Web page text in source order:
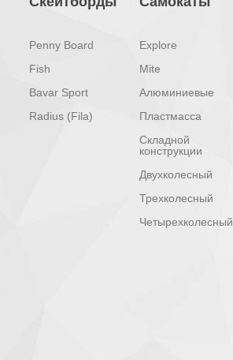
Penny Board
Fish
Bavar Sport
Radius (Fila)
Explore
Mite
Алюминиевые
Пластмасса
Складной
конструкции
Двухколесный
Трехколесный
Четырехколесный